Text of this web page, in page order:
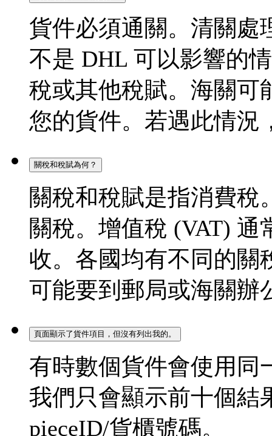
貨件必須通關。清關處
不是 DHL 可以影響的
稅或其他稅賦。海關可
您的貨件。若遇此情況
關稅和稅賦為何？
關稅和稅賦是指消費稅
關稅。增值稅 (VAT)
收。各國均有不同的關
可能要到郵局或海關辦
頁面顯示了貨件項目，但沒有列出我的。
有時數個貨件會使用同
我們只會顯示前十個結
pieceID/貨櫃號碼。